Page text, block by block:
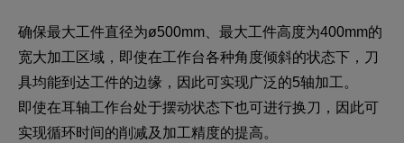
确保最大工件直径为ø500mm、最大工件高度为400mm的
宽大加工区域，即使在工作台各种角度倾斜的状态下，刀
具均能到达工件的边缘，因此可实现广泛的5轴加工。
即使在耳轴工作台处于摆动状态下也可进行换刀，因此可
实现循环时间的削减及加工精度的提高。